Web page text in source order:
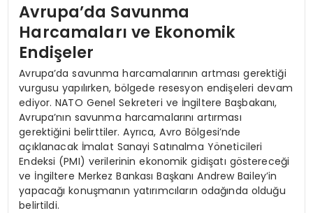
Avrupa’da Savunma
Harcamaları ve Ekonomik
Endişeler
Avrupa’da savunma harcamalarının artması gerektiği
vurgusu yapılırken, bölgede resesyon endişeleri devam
ediyor. NATO Genel Sekreteri ve İngiltere Başbakanı,
Avrupa’nın savunma harcamalarını artırması
gerektiğini belirttiler. Ayrıca, Avro Bölgesi’nde
açıklanacak İmalat Sanayi Satınalma Yöneticileri
Endeksi (PMI) verilerinin ekonomik gidişatı göstereceği
ve İngiltere Merkez Bankası Başkanı Andrew Bailey’in
yapacağı konuşmanın yatırımcıların odağında olduğu
belirtildi.